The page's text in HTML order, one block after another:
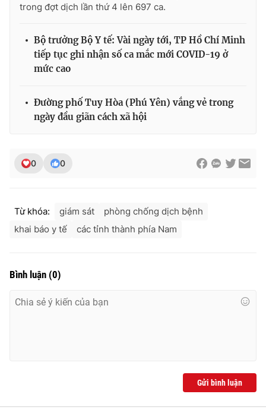
trong đợt dịch lần thứ 4 lên 697 ca.
Bộ trưởng Bộ Y tế: Vài ngày tới, TP Hồ Chí Minh
tiếp tục ghi nhận số ca mắc mới COVID-19 ở
mức cao
Đường phố Tuy Hòa (Phú Yên) vắng vẻ trong
ngày đầu giãn cách xã hội
0 0
Từ khóa: giám sát
phòng chống dịch bệnh
khai báo y tế
các tỉnh thành phía Nam
Bình luận (0)
Gửi bình luận